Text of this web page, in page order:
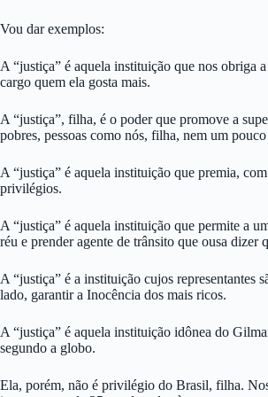
Vou dar exemplos:
A “justiça” é aquela instituição que nos obriga
cargo quem ela gosta mais.
A “justiça”, filha, é o poder que promove a
pobres, pessoas como nós, filha, nem um
A “justiça” é aquela instituição que premia,
privilégios.
A “justiça” é aquela instituição que permite a
réu e prender agente de trânsito que ousa dizer
A “justiça” é a instituição cujos representantes
lado, garantir a Inocência dos mais ricos.
A “justiça” é aquela instituição idônea do
segundo a globo.
Ela, porém, não é privilégio do Brasil, filha.